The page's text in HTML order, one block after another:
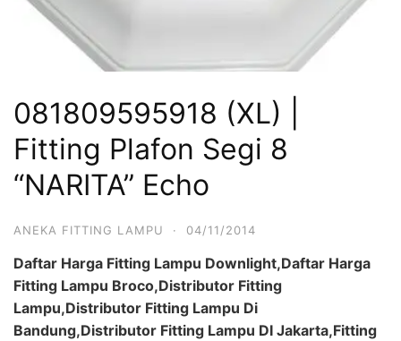
081809595918 (XL) |
Fitting Plafon Segi 8
“NARITA” Echo
ANEKA FITTING LAMPU · 04/11/2014
Daftar Harga Fitting Lampu Downlight,Daftar Harga
Fitting Lampu Broco,Distributor Fitting
Lampu,Distributor Fitting Lampu Di
Bandung,Distributor Fitting Lampu DI Jakarta,Fitting